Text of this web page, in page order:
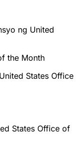
ng United
the Month
States Office
States Office of